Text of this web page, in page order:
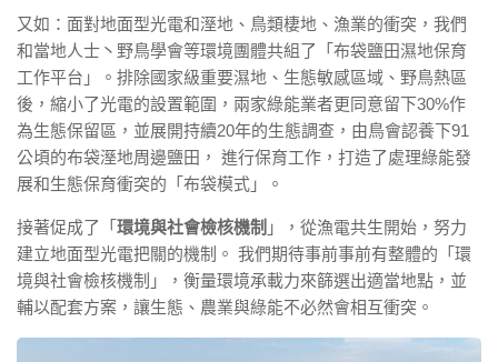
又如：⾯對地⾯型光電和溼地、⿃類棲地、漁業的衝突，我們
和當地⼈⼠⼂野⿃學會等環境團體共組了「布袋鹽⽥濕地保育
⼯作平台」。排除國家級重要濕地、生態敏感區域、野鳥熱區
後，縮⼩了光電的設置範圍，兩家綠能業者更同意留下30%作
為⽣態保留區，並展開持續20年的⽣態調查，由⿃會認養下91
公頃的布袋溼地周邊鹽⽥， 進⾏保育⼯作，打造了處理綠能發
展和⽣態保育衝突的「布袋模式」。
接著促成了「 環境與社會檢核機制 」，從漁電共⽣開始，努⼒
建立地⾯型光電把關的機制。 我們期待事前事前有整體的「環
境與社會檢核機制」，衡量環境承載力來篩選出適當地點，並
輔以配套方案，讓生態、農業與綠能不必然會相互衝突。